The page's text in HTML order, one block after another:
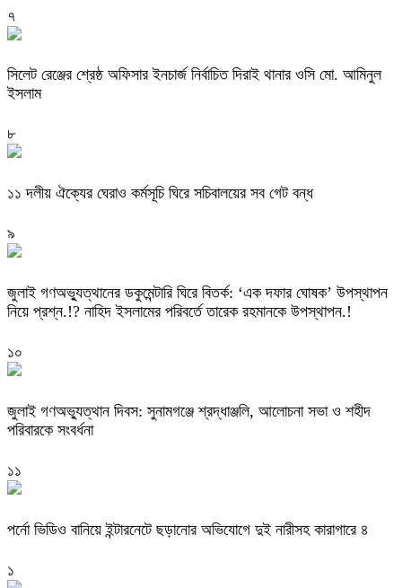
৭
‎সিলেট রেঞ্জের শ্রেষ্ঠ অফিসার ইনচার্জ নির্বাচিত দিরাই থানার ওসি মো. আমিনুল
ইসলাম
৮
‎১১ দলীয় ঐক্যের ঘেরাও কর্মসূচি ঘিরে সচিবালয়ের সব গেট বন্ধ
৯
‎জুলাই গণঅভ্যুত্থানের ডকুমেন্টারি ঘিরে বিতর্ক: ‘এক দফার ঘোষক’ উপস্থাপন
নিয়ে প্রশ্ন.!? নাহিদ ইসলামের পরিবর্তে তারেক রহমানকে উপস্থাপন.!
১০
জুলাই গণঅভ্যুত্থান দিবস: সুনামগঞ্জে শ্রদ্ধাঞ্জলি, আলোচনা সভা ও শহীদ
পরিবারকে সংবর্ধনা
১১
পর্নো ভিডিও বানিয়ে ইন্টারনেটে ছড়ানোর অভিযোগে দুই নারীসহ কারাগারে ৪
১